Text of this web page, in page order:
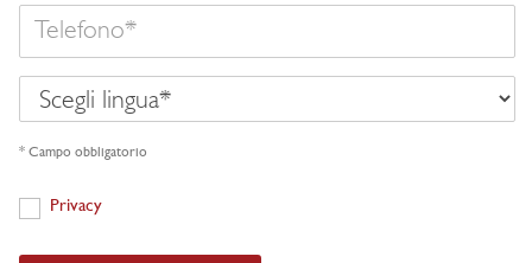
Telefono
Scegli
lingua
* Campo obbligatorio
Privacy
Privacy